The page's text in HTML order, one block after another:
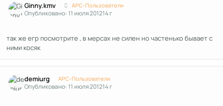
Ginny.kmv APC-Пользователи
Опубликовано:11 июля 201214 г
так же егр посмотрите , в мерсах не силен но частенько бывает с
ними косяк
demiurg APC-Пользователи
Опубликовано:11 июля 201214 г